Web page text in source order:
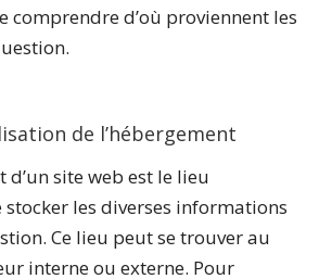
comprendre d’où proviennent les
de l’hébergement
d’un site web est le lieu
les diverses informations
Ce lieu peut se trouver au
interne ou externe. Pour